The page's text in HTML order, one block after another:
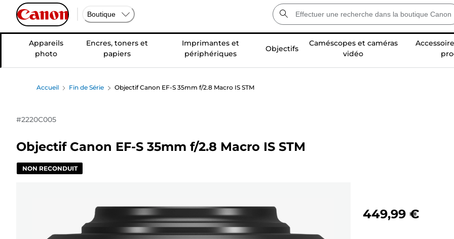
Boutique
Appareils
photo
Encres, toners et
papiers
Imprimantes et
périphériques
Objectifs
Caméscopes et caméras
vidéo
Accueil Fin de Série Objectif Canon EF-S 35mm f/2.8 Macro IS STM
#2220C005
Objectif Canon EF-S 35mm f/2.8 Macro IS STM
NON RECONDUIT
449,99 €